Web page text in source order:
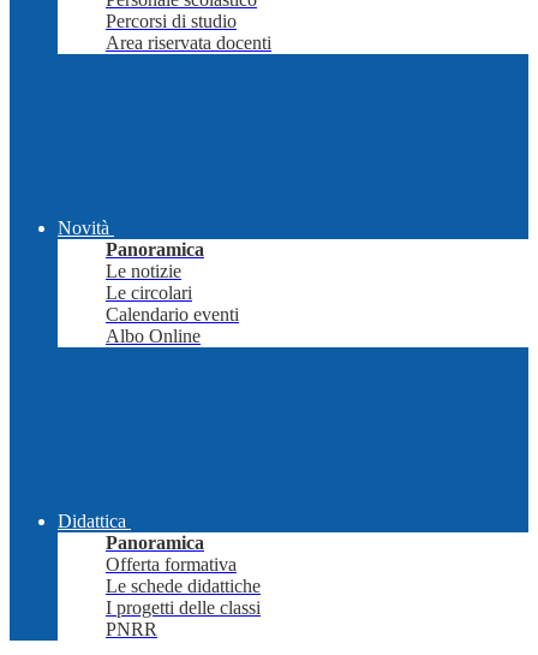
Percorsi di studio
Area riservata docenti
Novità
Panoramica
Le notizie
Le circolari
Calendario eventi
Albo Online
Didattica
Panoramica
Offerta formativa
Le schede didattiche
I progetti delle classi
PNRR